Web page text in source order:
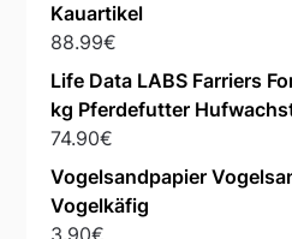
Kauartikel
88.99€
Life Data LABS Farriers
kg Pferdefutter
74.90€
Vogelsandpapier
Vogelkäfig